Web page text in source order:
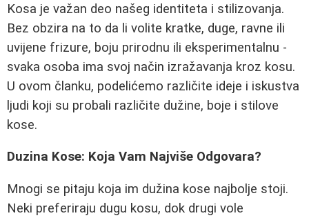
Kosa je važan deo našeg identiteta i stilizovanja.
Bez obzira na to da li volite kratke, duge, ravne ili
uvijene frizure, boju prirodnu ili eksperimentalnu -
svaka osoba ima svoj način izražavanja kroz kosu.
U ovom članku, podelićemo različite ideje i iskustva
ljudi koji su probali različite dužine, boje i stilove
kose.
Duzina Kose: Koja Vam Najviše Odgovara?
Mnogi se pitaju koja im dužina kose najbolje stoji.
Neki preferiraju dugu kosu, dok drugi vole